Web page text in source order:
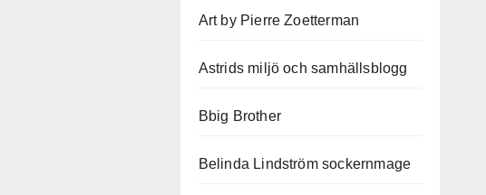
Art by Pierre Zoetterman
Astrids miljö och samhällsblogg
Bbig Brother
Belinda Lindström sockernmage